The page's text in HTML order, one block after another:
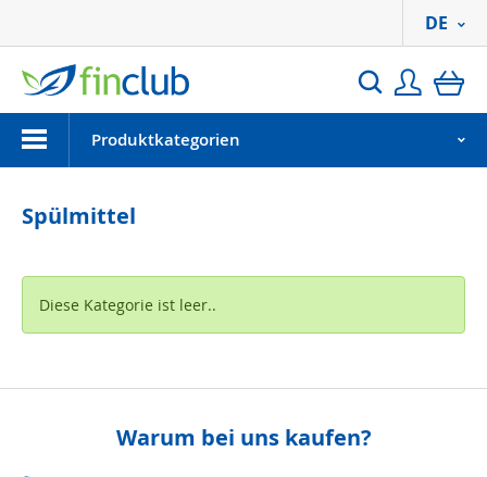
Suchen
DE
MenuProduktkategorien
Spülmittel
Diese Kategorie ist leer..
Warum bei uns kaufen?